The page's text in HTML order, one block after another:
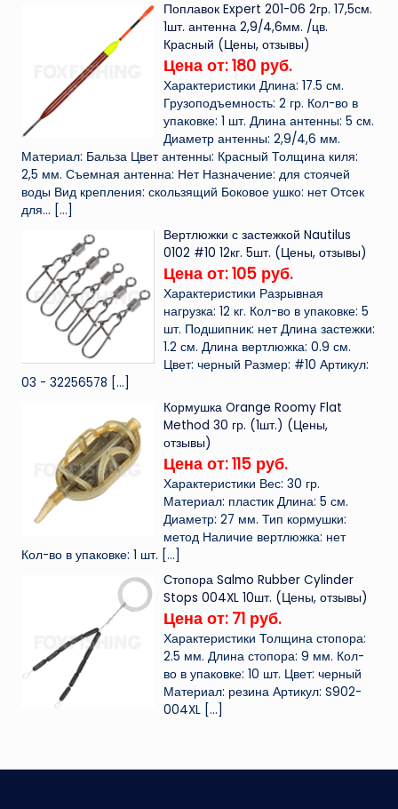
Поплавок Expert 201-06 2гр. 17,5см.
1шт. антенна 2,9/4,6мм. /цв.
Красный (Цены, отзывы)
Цена от: 180 руб.
Характеристики Длина: 17.5 см.
Грузоподъемность: 2 гр. Кол-во в
упаковке: 1 шт. Длина антенны: 5 см.
Диаметр антенны: 2,9/4,6 мм.
Материал: Бальза Цвет антенны: Красный Толщина киля:
2,5 мм. Съемная антенна: Нет Назначение: для стоячей
воды Вид крепления: скользящий Боковое ушко: нет Отсек
для... […]
Вертлюжки с застежкой Nautilus
0102 #10 12кг. 5шт. (Цены, отзывы)
Цена от: 105 руб.
Характеристики Разрывная
нагрузка: 12 кг. Кол-во в упаковке: 5
шт. Подшипник: нет Длина застежки:
1.2 см. Длина вертлюжка: 0.9 см.
Цвет: черный Размер: #10 Артикул:
03 - 32256578 […]
Кормушка Orange Roomy Flat
Method 30 гр. (1шт.) (Цены,
отзывы)
Цена от: 115 руб.
Характеристики Вес: 30 гр.
Материал: пластик Длина: 5 см.
Диаметр: 27 мм. Тип кормушки:
метод Наличие вертлюжка: нет
Кол-во в упаковке: 1 шт. […]
Стопора Salmo Rubber Cylinder
Stops 004XL 10шт. (Цены, отзывы)
Цена от: 71 руб.
Характеристики Толщина стопора:
2.5 мм. Длина стопора: 9 мм. Кол-
во в упаковке: 10 шт. Цвет: черный
Материал: резина Артикул: S902-
004XL […]